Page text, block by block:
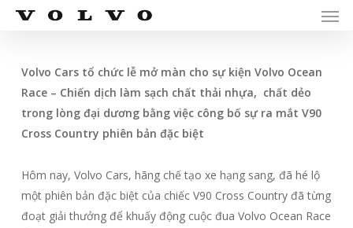
Skip
contentVolvo Cars tổ chức lễ mở màn cho sự kiện Volvo Ocean
Race – Chiến dịch làm sạch chất thải nhựa, chất dẻo
trong lòng đại dương bằng việc công bố sự ra mắt V90
Cross Country phiên bản đặc biệt
Hôm nay, Volvo Cars, hãng chế tạo xe hạng sang, đã hé lộ
một phiên bản đặc biệt của chiếc V90 Cross Country đã từng
đoạt giải thưởng để khuấy động cuộc đua Volvo Ocean Race
Menu